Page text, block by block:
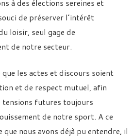
à des élections sereines et
de préserver l’intérêt
loisir, seul gage de
de notre secteur.
les actes et discours soient
et de respect mutuel, afin
tensions futures toujours
de notre sport. A ce
que nous avons déjà pu entendre, il